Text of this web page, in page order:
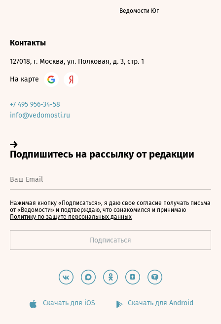
Ведомости Юг
Контакты
127018, г. Москва, ул. Полковая, д. 3, стр. 1
На карте
+7 495 956-34-58
info@vedomosti.ru
Нажимая кнопку «Подписаться», я даю свое согласие получать письма
от «Ведомости» и подтверждаю, что ознакомился и принимаю
Политику по защите персональных данных
Скачать для iOS Скачать для Android